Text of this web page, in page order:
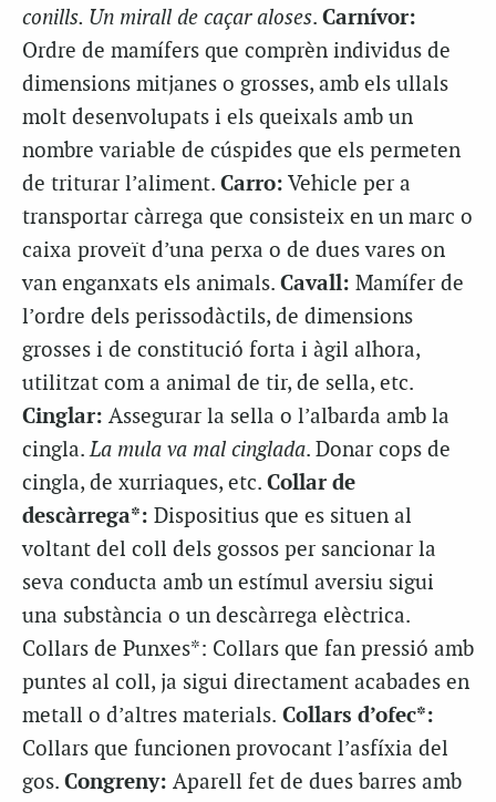
conills. Un mirall de caçar aloses. Carnívor:
Ordre de mamífers que comprèn individus de
dimensions mitjanes o grosses, amb els ullals
molt desenvolupats i els queixals amb un
nombre variable de cúspides que els permeten
de triturar l’aliment. Carro: Vehicle per a
transportar càrrega que consisteix en un marc o
caixa proveït d’una perxa o de dues vares on
van enganxats els animals. Cavall: Mamífer de
l’ordre dels perissodàctils, de dimensions
grosses i de constitució forta i àgil alhora,
utilitzat com a animal de tir, de sella, etc.
Cinglar: Assegurar la sella o l’albarda amb la
cingla.La mula va mal cinglada. Donar cops de
cingla, de xurriaques, etc. Collar de
descàrrega*: Dispositius que es situen al
voltant del coll dels gossos per sancionar la
seva conducta amb un estímul aversiu sigui
una substància o un descàrrega elèctrica.
Collars de Punxes*: Collars que fan pressió amb
puntes al coll, ja sigui directament acabades en
metall o d’altres materials. Collars d’ofec*:
Collars que funcionen provocant l’asfíxia del
gos. Congreny: Aparell fet de dues barres amb